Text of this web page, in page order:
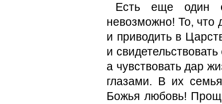
Есть еще один
невозможно! То, что
и приводить в
и
а чувствовать дар
глазами. В их
Божья любовь!